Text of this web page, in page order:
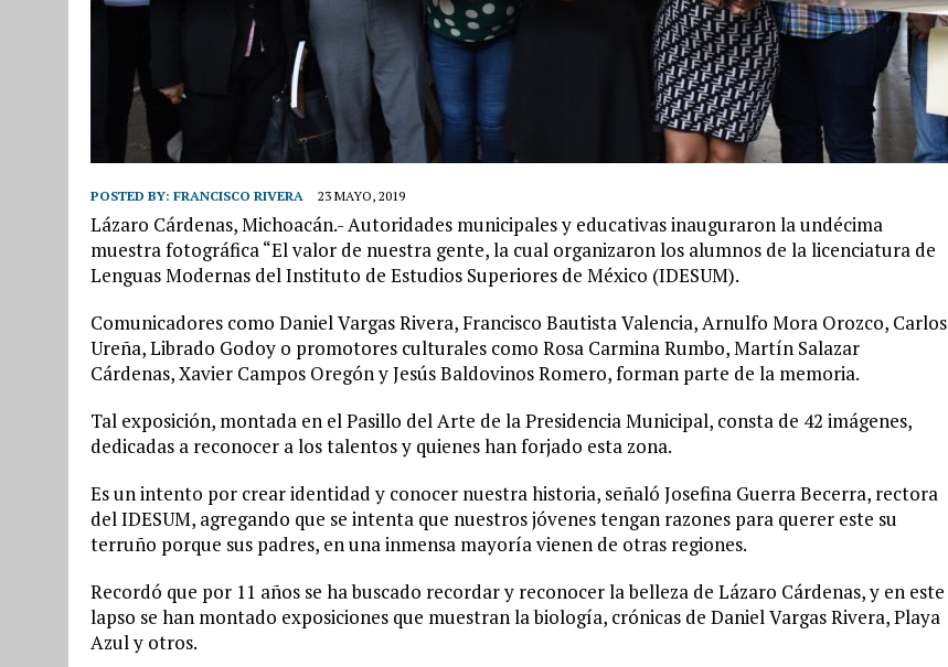
POSTED BY: FRANCISCO RIVERA 23 MAYO, 2019
Lázaro Cárdenas, Michoacán.- Autoridades municipales y educativas inauguraron la undécima
muestra fotográfica “El valor de nuestra gente, la cual organizaron los alumnos de la licenciatura de
Lenguas Modernas del Instituto de Estudios Superiores de México (IDESUM).
Comunicadores como Daniel Vargas Rivera, Francisco Bautista Valencia, Arnulfo Mora Orozco, Carlos
Ureña, Librado Godoy o promotores culturales como Rosa Carmina Rumbo, Martín Salazar
Cárdenas, Xavier Campos Oregón y Jesús Baldovinos Romero, forman parte de la memoria.
Tal exposición, montada en el Pasillo del Arte de la Presidencia Municipal, consta de 42 imágenes,
dedicadas a reconocer a los talentos y quienes han forjado esta zona.
Es un intento por crear identidad y conocer nuestra historia, señaló Josefina Guerra Becerra, rectora
del IDESUM, agregando que se intenta que nuestros jóvenes tengan razones para querer este su
terruño porque sus padres, en una inmensa mayoría vienen de otras regiones.
Recordó que por 11 años se ha buscado recordar y reconocer la belleza de Lázaro Cárdenas, y en este
lapso se han montado exposiciones que muestran la biología, crónicas de Daniel Vargas Rivera, Playa
Azul y otros.